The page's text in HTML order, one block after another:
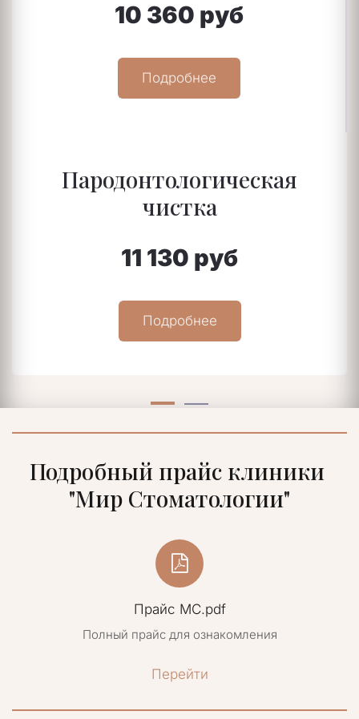
10 360 руб
Подробнее
Пародонтологическая
чистка
11 130 руб
Подробнее
Подробный прайс клиники
"Мир Стоматологии"
Прайс МС.pdf
Полный прайс для ознакомления
Перейти